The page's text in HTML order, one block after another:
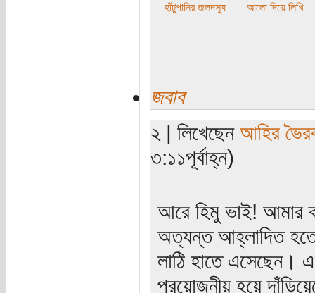
হাঁটুপানির জলদস্যু আলো দিয়ে লিখি
জবাব
২ | লিখেছেন আহির
৩:১১পূর্বাহ্ন)
আরে হিমু ভাই! আমার
অত্যন্ত আহ্লাদিত
লাঠি হাতে এসেছেন।
প্রয়োজনীয় হয়ে